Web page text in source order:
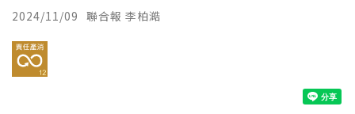
2024/11/09 聯合報 李柏澔